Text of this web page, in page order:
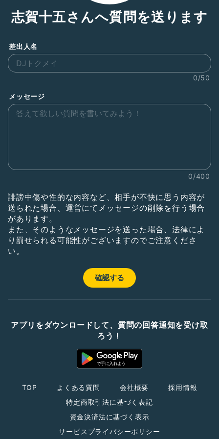
志賀十五さんへ質問を送ります
差出人名
0/50
メッセージ
0/400
誹謗中傷や性的な内容など、相手が不快に思う内容が
送られた場合、運営にてメッセージの削除を行う場合
があります。
また、そのようなメッセージを送った場合、法律によ
り罰せられる可能性がございますのでご注意くださ
い。
アプリをダウンロードして、質問の回答通知を受け取
ろう！
TOP よくある質問 会社概要
採用情報
特定商取引法に基づく表記
資金決済法に基づく表示
サービスプライバシーポリシー